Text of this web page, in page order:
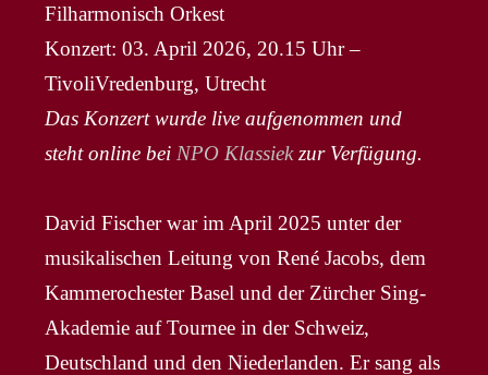
Filharmonisch Orkest
Konzert: 03. April 2026, 20.15 Uhr –
TivoliVredenburg, Utrecht
Das Konzert wurde live aufgenommen und
steht online bei NPO Klassiekzur Verfügung.
David Fischer war im April 2025 unter der
musikalischen Leitung von René Jacobs, dem
Kammerochester Basel und der Zürcher Sing-
Akademie auf Tournee in der Schweiz,
Deutschland und den Niederlanden. Er sang als